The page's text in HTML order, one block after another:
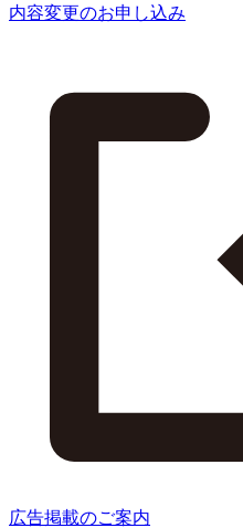
内容変更のお申し込み
広告掲載のご案内